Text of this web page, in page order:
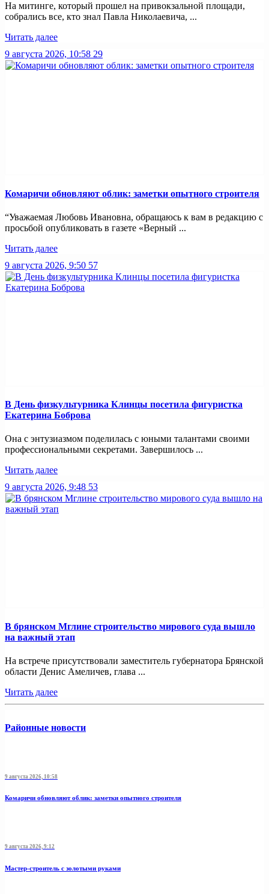
На митинге, который прошел на привокзальной площади,
собрались все, кто знал Павла Николаевича, ...
Читать далее
9 августа 2026, 10:58 29
Комаричи обновляют облик: заметки опытного строителя
“Уважаемая Любовь Ивановна, обращаюсь к вам в редакцию с
просьбой опубликовать в газете «Верный ...
Читать далее
9 августа 2026, 9:50 57
В День физкультурника Клинцы посетила фигуристка
Екатерина Боброва
Она с энтузиазмом поделилась с юными талантами своими
профессиональными секретами. Завершилось ...
Читать далее
9 августа 2026, 9:48 53
В брянском Мглине строительство мирового суда вышло
на важный этап
На встрече присутствовали заместитель губернатора Брянской
области Денис Амеличев, глава ...
Читать далее
Районные новости
9 августа 2026, 10:58
Комаричи обновляют облик: заметки опытного строителя
9 августа 2026, 9:12
Мастер-строитель с золотыми руками